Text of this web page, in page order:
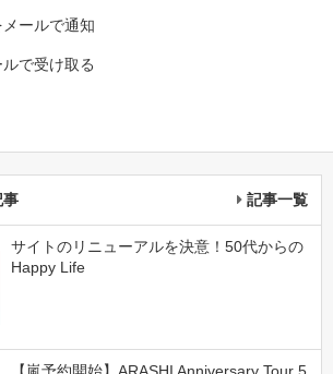
ールで通知
で受け取る
事 記事一覧
サイトのリニューアルを決意！50代からの
Happy Life
【嵐予約開始】ARASHI Anniversary Tour 5